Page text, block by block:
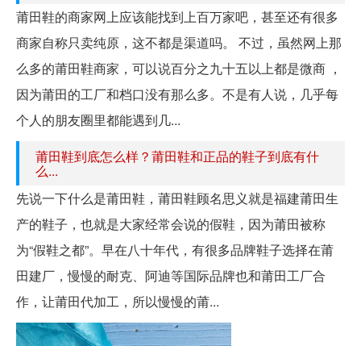
莆田鞋的商家网上应该能找到上百万家吧，甚至还有很多
商家自称只卖纯原，这不都是渠道吗。 不过，虽然网上那
么多的莆田鞋商家，可以说百分之九十五以上都是微商 ，
因为莆田的工厂和档口没有那么多。不是有人说，几乎每
个人的朋友圈里都能遇到几...
莆田鞋到底怎么样？莆田鞋和正品的鞋子到底有什
么...
先说一下什么是莆田鞋，莆田鞋顾名思义就是福建莆田生
产的鞋子，也就是大家经常会说的假鞋，因为莆田被称
为“假鞋之都”。早在八十年代，有很多品牌鞋子选择在莆
田建厂，慢慢的耐克、阿迪等国际品牌也和莆田工厂合
作，让莆田代加工，所以慢慢的莆...